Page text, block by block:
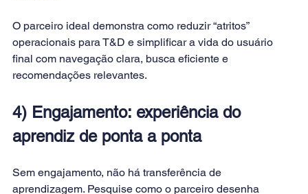
O parceiro ideal demonstra como reduzir “atritos”
operacionais para T&D e simplificar a vida do usuário
final com navegação clara, busca eficiente e
recomendações relevantes.
4) Engajamento: experiência do
aprendiz de ponta a ponta
Sem engajamento, não há transferência de
aprendizagem. Pesquise como o parceiro desenha